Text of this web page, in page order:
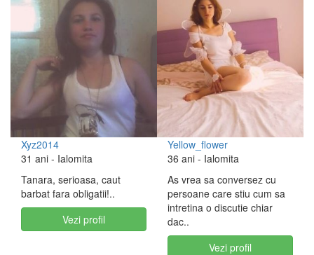
Xyz2014
31 ani - Ialomita
Tanara, serioasa, caut
barbat fara obligatii!..
Vezi profil
Yellow_flower
36 ani - Ialomita
As vrea sa conversez cu
persoane care stiu cum sa
intretina o discutie chiar
dac..
Vezi profil